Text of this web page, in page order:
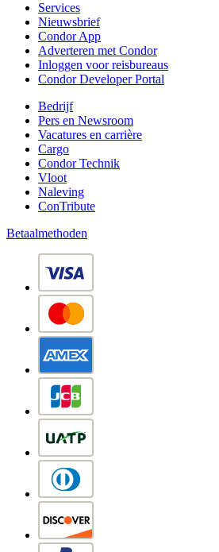
Services
Nieuwsbrief
Condor App
Adverteren met Condor
Inloggen voor reisbureaus
Condor Developer Portal
Bedrijf
Pers en Newsroom
Vacatures en carrière
Cargo
Condor Technik
Vloot
Naleving
ConTribute
Betaalmethoden